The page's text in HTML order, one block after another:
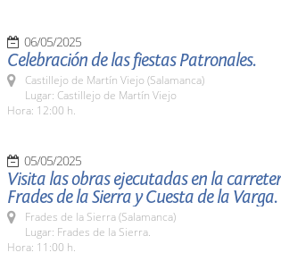
06/05/2025
Celebración de las fiestas Patronales.
Castillejo de Martín Viejo (Salamanca)
Lugar: Castillejo de Martín Viejo
Hora: 12:00 h.
05/05/2025
Visita las obras ejecutadas en la
Frades de la Sierra y Cuesta de la Varga.
Frades de la Sierra (Salamanca)
Lugar: Frades de la Sierra.
Hora: 11:00 h.